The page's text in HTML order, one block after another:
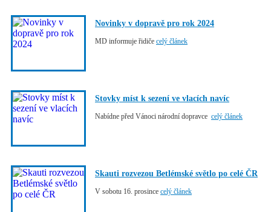
Novinky v dopravě pro rok 2024
MD informuje řidiče celý článek
Stovky míst k sezení ve vlacích navíc
Nabídne před Vánoci národní dopravce celý článek
Skauti rozvezou Betlémské světlo po celé ČR
V sobotu 16. prosince celý článek